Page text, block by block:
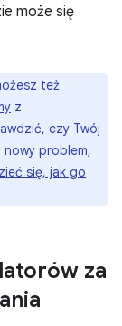
może się
też
z
czy Twój
problem,
się, jak go
za